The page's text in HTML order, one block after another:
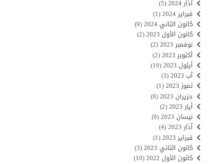
آذار 2024
(5)
فبراير 2024
(1)
كانون الثاني 2024
(9)
كانون الأول 2023
(2)
نوفمبر 2023
(2)
أكتوبر 2023
(2)
أيلول 2023
(10)
آب 2023
(3)
تموز 2023
(1)
حزيران 2023
(8)
أيار 2023
(2)
نيسان 2023
(9)
آذار 2023
(4)
فبراير 2023
(1)
كانون الثاني 2023
(3)
كانون الأول 2022
(10)